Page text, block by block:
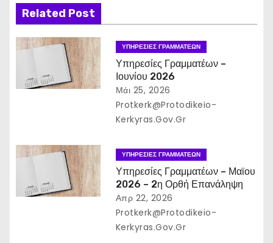
ρ
θ
ω
Related Post
ΥΠΗΡΕΣΊΕΣ ΓΡΑΜΜΑΤΈΩΝ
Υπηρεσίες Γραμματέων –
Ιουνίου 2026
Μάι 25, 2026
Protkerk@protodikeio-
Kerkyras.gov.gr
ΥΠΗΡΕΣΊΕΣ ΓΡΑΜΜΑΤΈΩΝ
Υπηρεσίες Γραμματέων – Μαϊου
2026 – 2η Ορθή Επανάληψη
Απρ 22, 2026
Protkerk@protodikeio-
Kerkyras.gov.gr